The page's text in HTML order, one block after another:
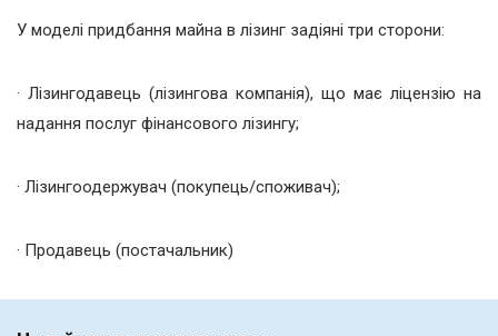
У моделі придбання майна в лізинг задіяні три сторони:
· Лізингодавець (лізингова компанія), що має ліцензію на
надання послуг фінансового лізингу;
· Лізингоодержувач (покупець/споживач);
· Продавець (постачальник)